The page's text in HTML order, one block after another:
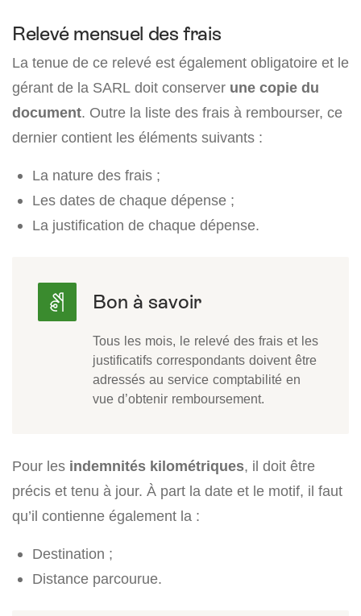
Relevé mensuel des frais
La tenue de ce relevé est également obligatoire et le
gérant de la SARL doit conserver une copie du
document. Outre la liste des frais à rembourser, ce
dernier contient les éléments suivants :
La nature des frais ;
Les dates de chaque dépense ;
La justification de chaque dépense.
Tous les mois, le relevé des frais et les
justificatifs correspondants doivent être
adressés au service comptabilité en
vue d’obtenir remboursement.
Pour les indemnités kilométriques, il doit être
précis et tenu à jour. À part la date et le motif, il faut
qu’il contienne également la :
Destination ;
Distance parcourue.